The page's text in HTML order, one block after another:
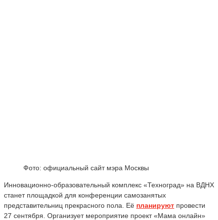
Фото: официальный сайт мэра Москвы
Инновационно-образовательный комплекс «Техноград» на ВДНХ
станет площадкой для конференции самозанятых
представительниц прекрасного пола. Её планируют провести
27 сентября. Организует мероприятие проект «Мама онлайн»